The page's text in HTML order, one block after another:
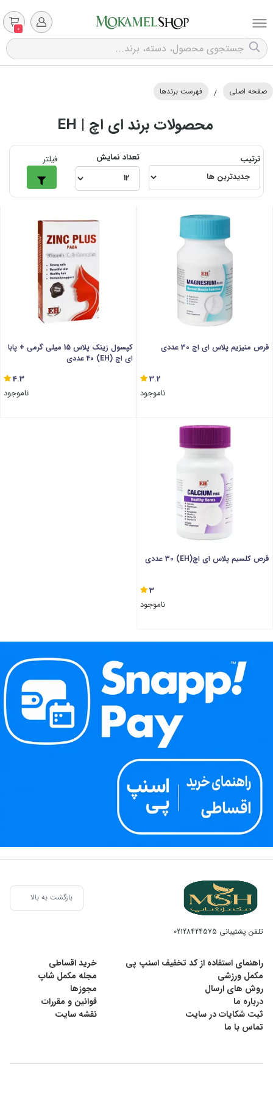
0
صفحه اصلی / فهرست برندها
محصولات برند ای اچ | EH
ترتیب تعداد نمایش فیلتر
قرص منیزیم پلاس ای اچ 30 عددی
3.2
ناموجود
کپسول زینک پلاس 15 میلی گرمی + پابا
ای اچ (EH) 40 عددی
4.3
ناموجود
قرص کلسیم پلاس ای اچ(EH) 30 عددی
3
ناموجود
بازگشت به بالا
تلفن پشتیبانی 02128424575
راهنمای استفاده از کد تخفیف اسنپ پی
خرید اقساطی
مکمل ورزشی
مجله مکمل شاپ
روش های ارسال
مجوزها
درباره ما
قوانین و مقررات
ثبت شکایات در سایت
نقشه سایت
تماس با ما